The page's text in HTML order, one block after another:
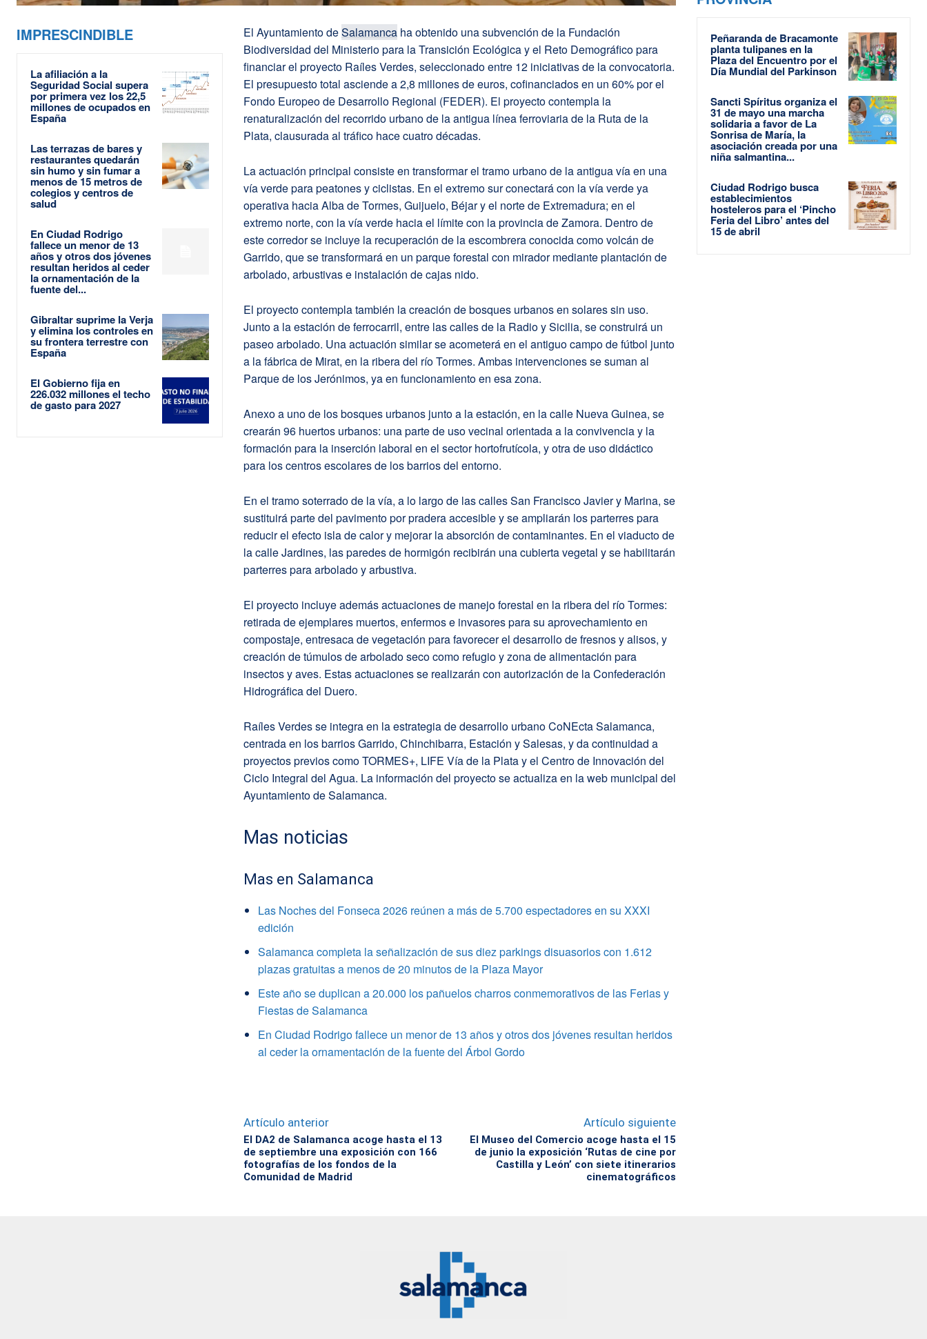
IMPRESCINDIBLE
La afiliación a la
Seguridad Social supera
por primera vez los 22,5
millones de ocupados en
España
Las terrazas de bares y
restaurantes quedarán
sin humo y sin fumar a
menos de 15 metros de
colegios y centros de
salud
En Ciudad Rodrigo
fallece un menor de 13
años y otros dos jóvenes
resultan heridos al ceder
la ornamentación de la
fuente del...
Gibraltar suprime la Verja
y elimina los controles en
su frontera terrestre con
España
El Gobierno fija en
226.032 millones el techo
de gasto para 2027
El Ayuntamiento deSalamancaha obtenido una subvención de la Fundación
Biodiversidad del Ministerio para la Transición Ecológica y el Reto Demográfico para
financiar el proyecto Raíles Verdes, seleccionado entre 12 iniciativas de la convocatoria.
El presupuesto total asciende a 2,8 millones de euros, cofinanciados en un 60% por el
Fondo Europeo de Desarrollo Regional (FEDER). El proyecto contempla la
renaturalización del recorrido urbano de la antigua línea ferroviaria de la Ruta de la
Plata, clausurada al tráfico hace cuatro décadas.
La actuación principal consiste en transformar el tramo urbano de la antigua vía en una
vía verde para peatones y ciclistas. En el extremo sur conectará con la vía verde ya
operativa hacia Alba de Tormes, Guijuelo, Béjar y el norte de Extremadura; en el
extremo norte, con la vía verde hacia el límite con la provincia de Zamora. Dentro de
este corredor se incluye la recuperación de la escombrera conocida como volcán de
Garrido, que se transformará en un parque forestal con mirador mediante plantación de
arbolado, arbustivas e instalación de cajas nido.
El proyecto contempla también la creación de bosques urbanos en solares sin uso.
Junto a la estación de ferrocarril, entre las calles de la Radio y Sicilia, se construirá un
paseo arbolado. Una actuación similar se acometerá en el antiguo campo de fútbol junto
a la fábrica de Mirat, en la ribera del río Tormes. Ambas intervenciones se suman al
Parque de los Jerónimos, ya en funcionamiento en esa zona.
Anexo a uno de los bosques urbanos junto a la estación, en la calle Nueva Guinea, se
crearán 96 huertos urbanos: una parte de uso vecinal orientada a la convivencia y la
formación para la inserción laboral en el sector hortofrutícola, y otra de uso didáctico
para los centros escolares de los barrios del entorno.
En el tramo soterrado de la vía, a lo largo de las calles San Francisco Javier y Marina, se
sustituirá parte del pavimento por pradera accesible y se ampliarán los parterres para
reducir el efecto isla de calor y mejorar la absorción de contaminantes. En el viaducto de
la calle Jardines, las paredes de hormigón recibirán una cubierta vegetal y se habilitarán
parterres para arbolado y arbustiva.
El proyecto incluye además actuaciones de manejo forestal en la ribera del río Tormes:
retirada de ejemplares muertos, enfermos e invasores para su aprovechamiento en
compostaje, entresaca de vegetación para favorecer el desarrollo de fresnos y alisos, y
creación de túmulos de arbolado seco como refugio y zona de alimentación para
insectos y aves. Estas actuaciones se realizarán con autorización de la Confederación
Hidrográfica del Duero.
Raíles Verdes se integra en la estrategia de desarrollo urbano CoNEcta Salamanca,
centrada en los barrios Garrido, Chinchibarra, Estación y Salesas, y da continuidad a
proyectos previos como TORMES+, LIFE Vía de la Plata y el Centro de Innovación del
Ciclo Integral del Agua. La información del proyecto se actualiza en la web municipal del
Ayuntamiento de Salamanca.
Mas noticias
Mas en Salamanca
Las Noches del Fonseca 2026 reúnen a más de 5.700 espectadores en su XXXI
edición
Salamanca completa la señalización de sus diez parkings disuasorios con 1.612
plazas gratuitas a menos de 20 minutos de la Plaza Mayor
Este año se duplican a 20.000 los pañuelos charros conmemorativos de las Ferias y
Fiestas de Salamanca
En Ciudad Rodrigo fallece un menor de 13 años y otros dos jóvenes resultan heridos
al ceder la ornamentación de la fuente del Árbol Gordo
Artículo anterior
El DA2 de Salamanca acoge hasta el 13
de septiembre una exposición con 166
fotografías de los fondos de la
Comunidad de Madrid
Artículo siguiente
El Museo del Comercio acoge hasta el 15
de junio la exposición ‘Rutas de cine por
Castilla y León’ con siete itinerarios
cinematográficos
Peñaranda de Bracamonte
planta tulipanes en la
Plaza del Encuentro por el
Día Mundial del Parkinson
Sancti Spíritus organiza el
31 de mayo una marcha
solidaria a favor de La
Sonrisa de María, la
asociación creada por una
niña salmantina...
Ciudad Rodrigo busca
establecimientos
hosteleros para el ‘Pincho
Feria del Libro’ antes del
15 de abril